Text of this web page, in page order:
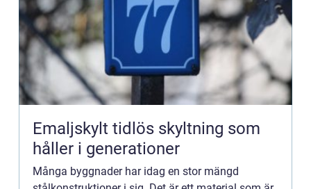
Emaljskylt tidlös skyltning som
håller i generationer
Många byggnader har idag en stor mängd